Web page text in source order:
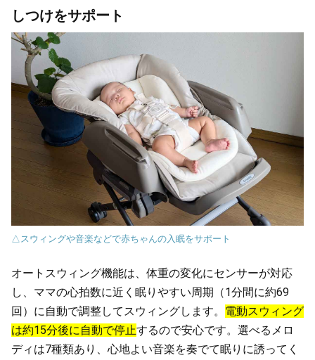
しつけをサポート
△スウィングや音楽などで赤ちゃんの入眠をサポート
オートスウィング機能は、体重の変化にセンサーが対応
し、ママの心拍数に近く眠りやすい周期（1分間に約69
回）に自動で調整してスウィングします。 電動スウィング
は約15分後に自動で停止するので安心です。選べるメロ
ディは7種類あり、心地よい音楽を奏でて眠りに誘ってく